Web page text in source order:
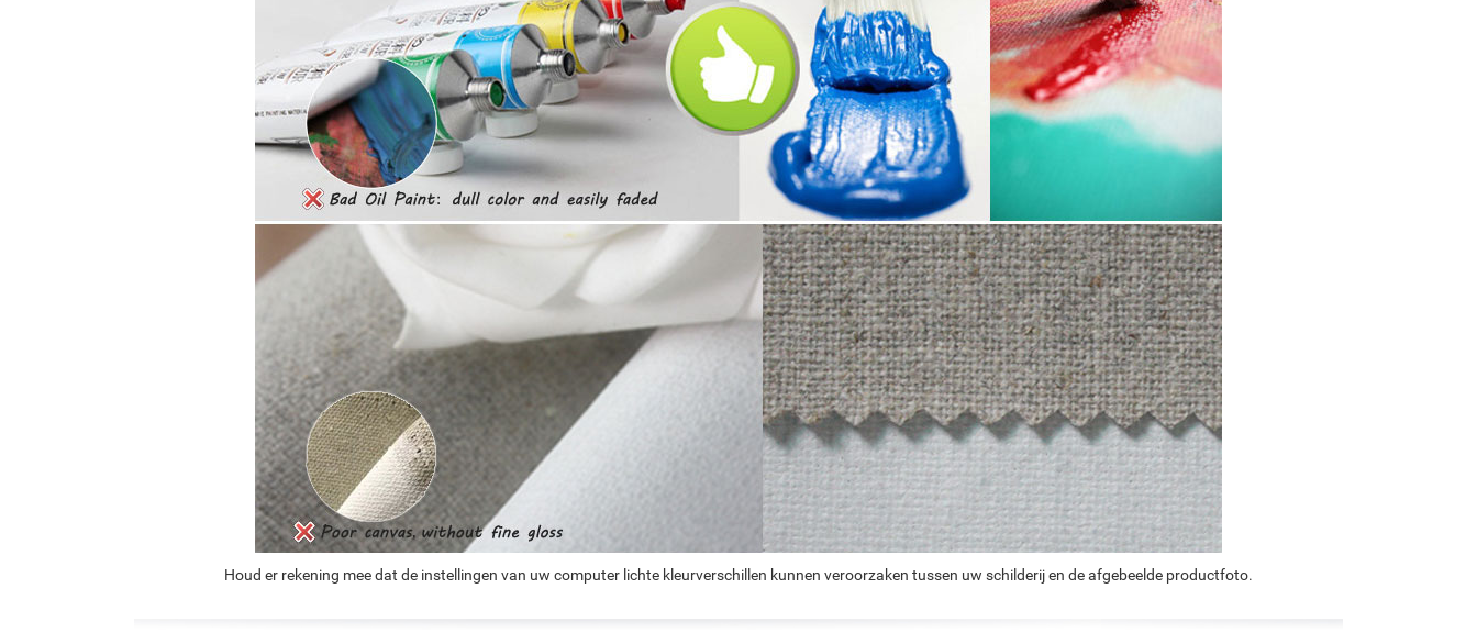
Houd er rekening mee dat de instellingen van uw computer lichte kleurverschillen kunnen veroorzaken tussen uw schilderij en de afgebeelde productfoto.